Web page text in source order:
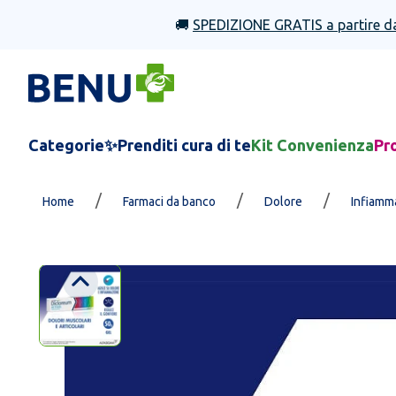
🚚 SPEDIZIONE GRATIS a partire
Categorie✨Prenditi cura di teKit Convenienza
Home / Farmaci da banco / Dolore /